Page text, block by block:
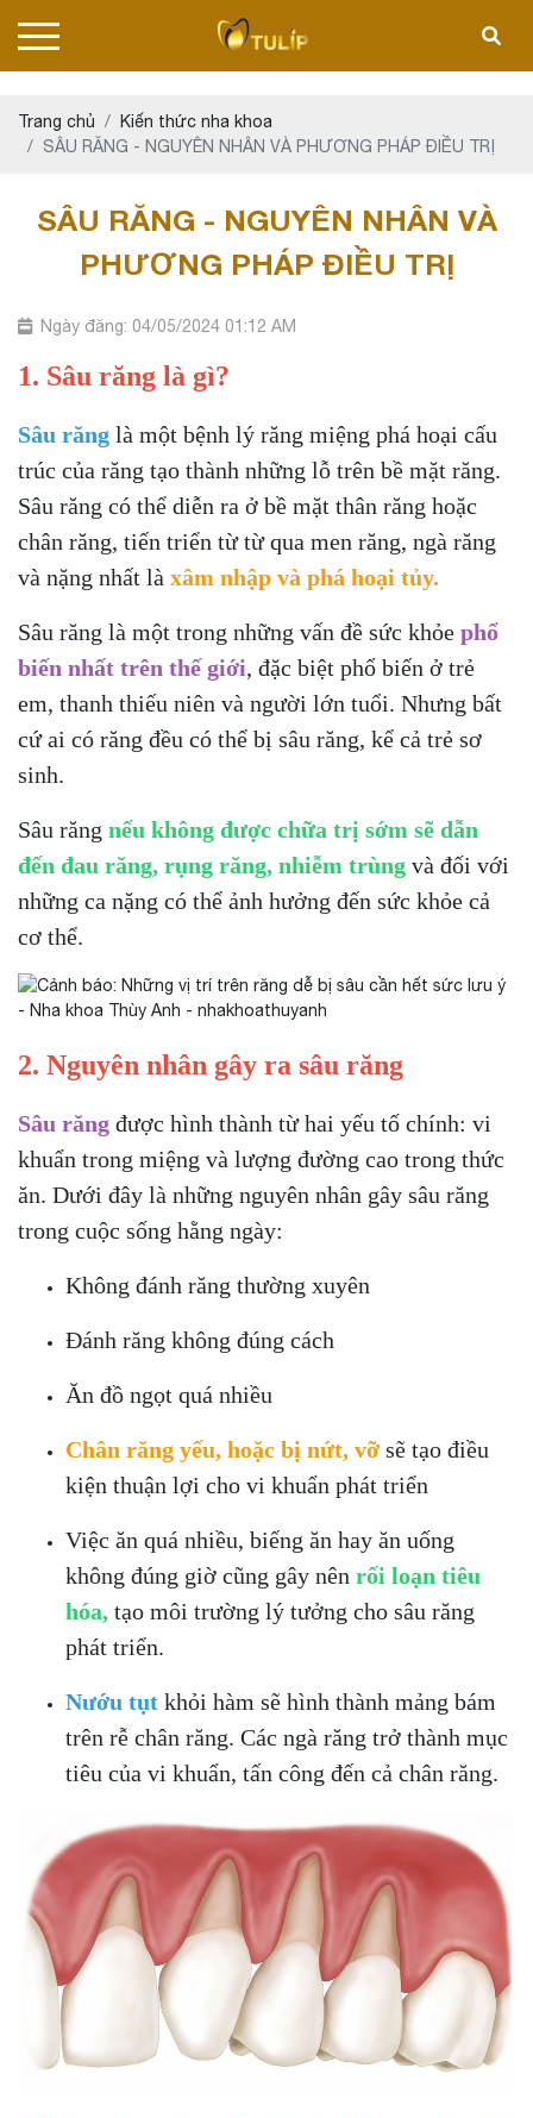
Trang chủ
Kiến thức nha khoa
SÂU RĂNG - NGUYÊN NHÂN VÀ PHƯƠNG PHÁP ĐIỀU TRỊ
SÂU RĂNG - NGUYÊN NHÂN VÀ
PHƯƠNG PHÁP ĐIỀU TRỊ
Ngày đăng: 04/05/2024 01:12 AM
1. Sâu răng là gì?
Sâu răng là một bệnh lý răng miệng phá hoại cấu
trúc của răng tạo thành những lỗ trên bề mặt răng.
Sâu răng có thể diễn ra ở bề mặt thân răng hoặc
chân răng, tiến triển từ từ qua men răng, ngà răng
và nặng nhất là xâm nhập và phá hoại tủy.
Sâu răng là một trong những vấn đề sức khỏe phổ
biến nhất trên thế giới, đặc biệt phổ biến ở trẻ
em, thanh thiếu niên và người lớn tuổi. Nhưng bất
cứ ai có răng đều có thể bị sâu răng, kể cả trẻ sơ
sinh.
Sâu răng nếu không được chữa trị sớm sẽ dẫn
đến đau răng, rụng răng, nhiễm trùng và đối với
những ca nặng có thể ảnh hưởng đến sức khỏe cả
cơ thể.
2. Nguyên nhân gây ra sâu răng
Sâu răng được hình thành từ hai yếu tố chính: vi
khuẩn trong miệng và lượng đường cao trong thức
ăn. Dưới đây là những nguyên nhân gây sâu răng
trong cuộc sống hằng ngày:
Không đánh răng thường xuyên
Đánh răng không đúng cách
Ăn đồ ngọt quá nhiều
Chân răng yếu, hoặc bị nứt, vỡ sẽ tạo điều
kiện thuận lợi cho vi khuẩn phát triển
Việc ăn quá nhiều, biếng ăn hay ăn uống
không đúng giờ cũng gây nên rối loạn tiêu
hóa, tạo môi trường lý tưởng cho sâu răng
phát triển.
Nướu tụt khỏi hàm sẽ hình thành mảng bám
trên rễ chân răng. Các ngà răng trở thành mục
tiêu của vi khuẩn, tấn công đến cả chân răng.